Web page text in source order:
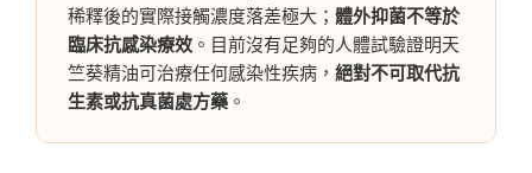
稀釋後的實際接觸濃度落差極大； 體外抑菌不等於
臨床抗感染療效 。目前沒有足夠的人體試驗證明天
竺葵精油可治療任何感染性疾病， 絕對不可取代抗
生素或抗真菌處方藥 。